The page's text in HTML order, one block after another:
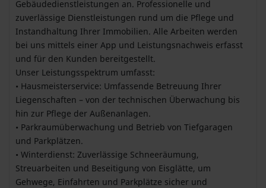
Gebäudedienstleistungen an. Professionelle und
zuverlässige Dienstleistungen rund um die Pflege und
Instandhaltung Ihrer Immobilien. Alle Arbeiten werden
bei uns mittels einer App und Leistungsnachweis erfasst
und für den Kunden bereitgestellt.
Unser Leistungsspektrum umfasst:
• Hausmeisterservice: Umfassende Betreuung Ihrer
Liegenschaften – von der technischen Überwachung bis
hin zur Pflege der Außenanlagen.
• Parkraumüberwachung und Betrieb von Tiefgaragen
und Parkplätzen.
• Winterdienst: Zuverlässige Schneeräumung,
Streuarbeiten und Beseitigung von Eisglätte, um
Gehwege, Einfahrten und Parkplätze sicher und